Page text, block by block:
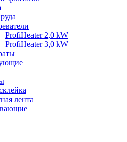
ProfiHeater 2,0 kW
ProfiHeater 3,0 kW
лента